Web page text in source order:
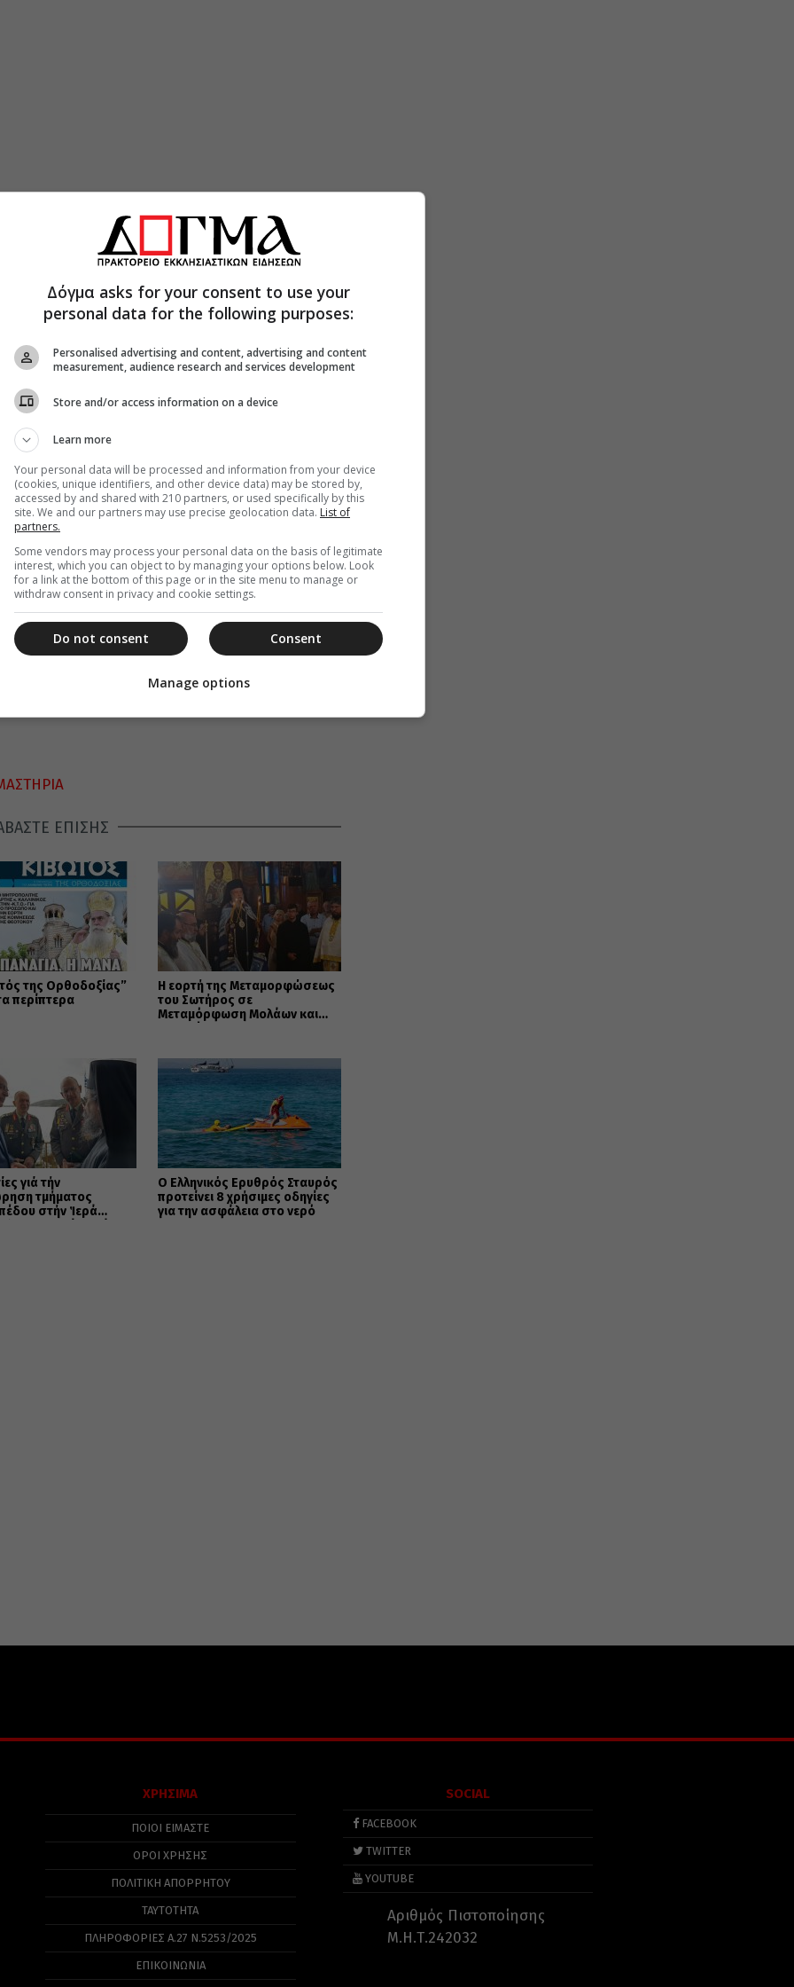
κ.Αμφιλόχιος, αφού κήρυξε καταλλήλως,
την προσευχή των την ημέρα των
χαιρέτισε με λόγους θερμούς, ο Σεβ.
ευχήθηκε στον εορτάζοντα Ποιμενάρχη κ.
Θεού και καλή δύναμη στο πολυεύθυνο
του.
ΕΠΙΣΗΣ
της Ορθοδοξίας”
περίπτερα
Η εορτή της Μεταμορφώσεως
του Σωτήρος σε
Μεταμόρφωση Μολάων και
γιά τήν
τμήματος
στήν Ἱερά
Ο Ελληνικός Ερυθρός Σταυρός
προτείνει 8 χρήσιμες οδηγίες
για την ασφάλεια στο νερό
ΧΡΗΣΙΜΑ
ΠΟΙΟΙ ΕΙΜΑΣΤΕ
ΟΡΟΙ ΧΡΗΣΗΣ
ΠΟΛΙΤΙΚΉ ΑΠΟΡΡΉΤΟΥ
ΤΑΥΤΟΤΗΤΑ
ΠΛΗΡΟΦΟΡΊΕΣ Α.27 Ν.5253/2025
ΕΠΙΚΟΙΝΩΝΙΑ
SOCIAL
FACEBOOK
TWITTER
YOUTUBE
Αριθμός Πιστοποίησης
Μ.Η.Τ.242032
Δόγμα asks for your consent to use your
personal data for the following purposes:
Personalised advertising and content, advertising and content
measurement, audience research and services development
Store and/or access information on a device
Learn more
Your personal data will be processed and information from your device
(cookies, unique identifiers, and other device data) may be stored by,
accessed by and shared with 210 partners, or used specifically by this
site. We and our partners may use precise geolocation data. List of
partners.
Some vendors may process your personal data on the basis of legitimate
interest, which you can object to by managing your options below. Look
for a link at the bottom of this page or in the site menu to manage or
withdraw consent in privacy and cookie settings.
Consent
Do not consent
Manage options